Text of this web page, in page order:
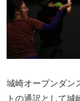
城崎オープンダン
トの通訳として城